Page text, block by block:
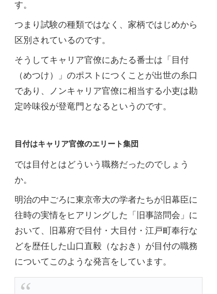
す。
つまり試験の種類ではなく、家柄ではじめから
区別されているのです。
そうしてキャリア官僚にあたる番士は「目付
（めつけ）」のポストにつくことが出世の糸口
であり、ノンキャリア官僚に相当する小吏は勘
定吟味役が登竜門となるというのです。
目付はキャリア官僚のエリート集団
では目付とはどういう職務だったのでしょう
か。
明治の中ごろに東京帝大の学者たちが旧幕臣に
往時の実情をヒアリングした「旧事諮問会」に
おいて、旧幕府で目付・大目付・江戸町奉行な
どを歴任した山口直毅（なおき）が目付の職務
についてこのような発言をしています。